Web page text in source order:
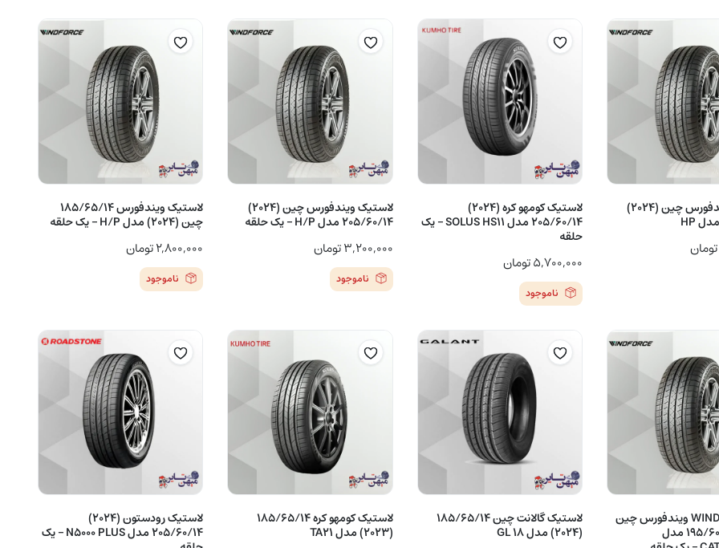
لاستیک ویندفورس چین (2024)
تومان
لاستیک کومهو کره (2024)
205/60/14 مدل SOLUS HS11 – یک
حلقه
۵,۷۰۰,۰۰۰تومان
ناموجود
لاستیک ویندفورس چین (2024)
205/60/14 مدل H/P – یک حلقه
۳,۲۰۰,۰۰۰تومان
ناموجود
لاستیک ویندفورس 185/65/14
چین (2024) مدل H/P – یک حلقه
۲,۸۰۰,۰۰۰تومان
ناموجود
تایر WINDFORCE ویندفورس چین
(2023) 195/60/14 مدل
لاستیک گالانت چین 185/65/14
(2024) مدل GL 18
لاستیک کومهو کره 185/65/14
(2023) مدل TA21
لاستیک رودستون (2024)
205/60/14 مدل N5000 PLUS – یک